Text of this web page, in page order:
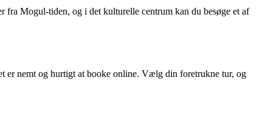
fra Mogul-tiden, og i det kulturelle centrum kan du besøge et af
er nemt og hurtigt at booke online. Vælg din foretrukne tur, og